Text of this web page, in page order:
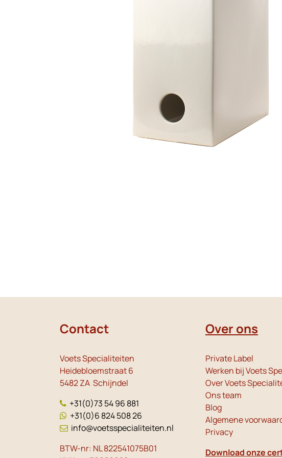
Contact
Voets Specialiteiten
Heidebloemstraat 6
5482 ZA Schijndel
+31(0)73 54 96 881
+31(0)6 824 508 26
info@voetsspecialiteiten.nl
BTW-nr: NL 822541075B01
Over ons
Private Label
Werken bij Voets
Over Voets
Ons team
Blog
Algemene
Privacy
Download onze